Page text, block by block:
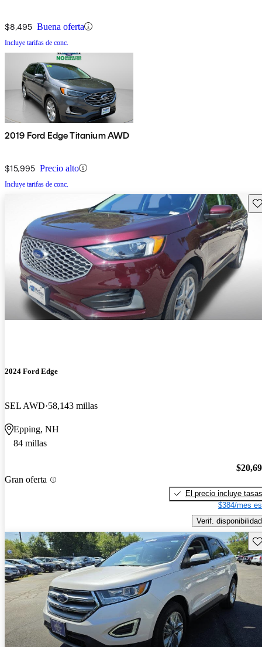
$8,495 Buena oferta
Incluye tarifas de conc.
2019 Ford Edge Titanium AWD
$15,995 Precio alto
Incluye tarifas de conc.
2024 Ford Edge
SEL AWD 58,143 millas
Epping, NH
84 millas
Gran oferta
El precio incluye tasas
$384/mes
Verif. disponibilidad